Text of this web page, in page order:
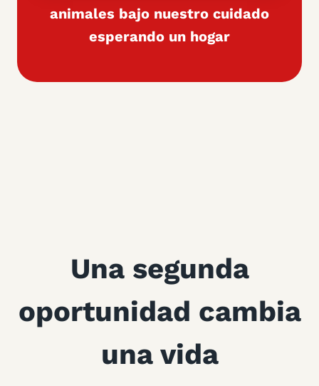
animales bajo nuestro cuidado
esperando un hogar
Una segunda
oportunidad cambia
una vida